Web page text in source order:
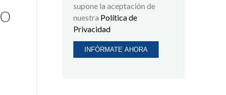
supone la aceptación de
nuestra Política de
Privacidad